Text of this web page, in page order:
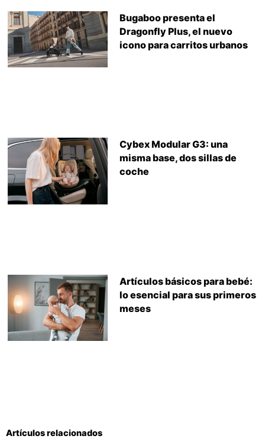
Bugaboo presenta el
Dragonfly Plus, el nuevo
icono para carritos urbanos
Cybex Modular G3: una
misma base, dos sillas de
coche
Artículos básicos para bebé:
lo esencial para sus primeros
meses
Artículos relacionados